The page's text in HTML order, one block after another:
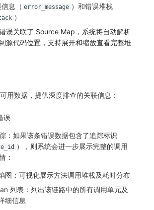
息（ error_message ）和错误堆栈
）
误关联了 Source Map，系统将自动解析
源代码位置，支持展开和缩放查看完整堆
用数据，提供深度排查的关联信息：
误
：如果该条错误数据包含了追踪标识
），则系统会进一步展示完整的调用
：
图：可视化展示方法调用堆栈及耗时分布
列表：列出该链路中的所有调用单元及
细信息